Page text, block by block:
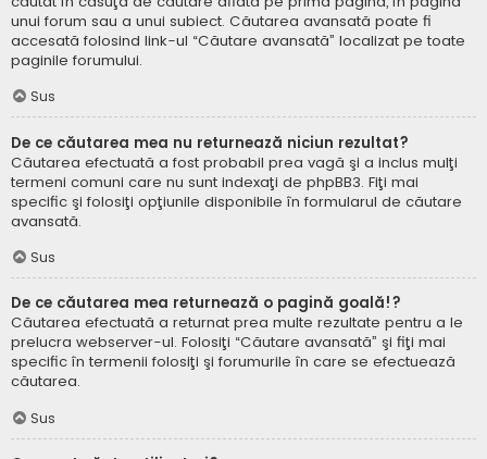
unui forum sau a unui subiect. Căutarea avansată poate fi
accesată folosind link-ul “Căutare avansată” localizat pe toate
paginile forumului.
Sus
De ce căutarea mea nu returnează niciun rezultat?
Căutarea efectuată a fost probabil prea vagă şi a inclus mulţi
termeni comuni care nu sunt indexaţi de phpBB3. Fiţi mai
specific şi folosiţi opţiunile disponibile în formularul de căutare
avansată.
Sus
De ce căutarea mea returnează o pagină goală!?
Căutarea efectuată a returnat prea multe rezultate pentru a le
prelucra webserver-ul. Folosiţi “Căutare avansată” şi fiţi mai
specific în termenii folosiţi şi forumurile în care se efectuează
căutarea.
Sus